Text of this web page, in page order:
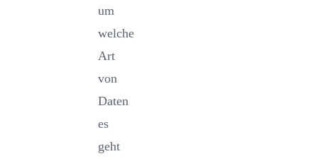
um
welche
Art
von
Daten
es
geht